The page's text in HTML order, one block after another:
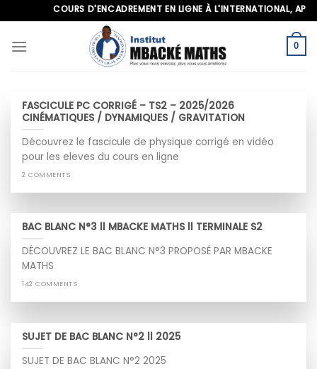
to
content
COURS D'ENCADREMENT EN LIGNE À L'INTERNATIONAL,
0
FASCICULE PC CORRIGÉ – TS2 – 2025/2026
CINÉMATIQUES / DYNAMIQUES / GRAVITATION
Découvrez le fascicule de physique corrigé en vidéo
pour les eleves du cours en ligne
2 COMMENTS
BAC BLANC N°3 ll MBACKE MATHS ll TERMINALE S2
DÉCOUVREZ LE BAC BLANC N°3 PROPOSÉ PAR MBACKE
MATHS
142 COMMENTS
SUJET DE BAC BLANC N°2 ll 2025
SUJET DE BAC BLANC N°2 2025